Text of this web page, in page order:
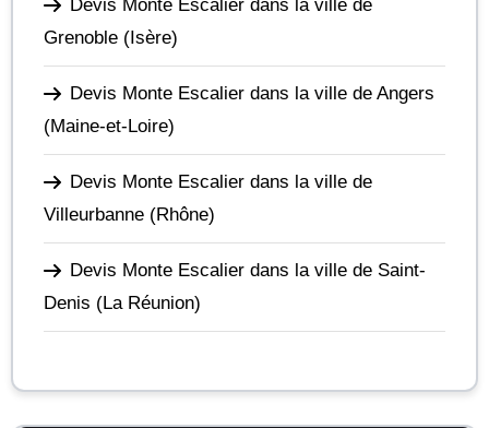
Devis Monte Escalier dans la ville de
Grenoble (Isère)
Devis Monte Escalier dans la ville de Angers
(Maine-et-Loire)
Devis Monte Escalier dans la ville de
Villeurbanne (Rhône)
Devis Monte Escalier dans la ville de Saint-
Denis (La Réunion)